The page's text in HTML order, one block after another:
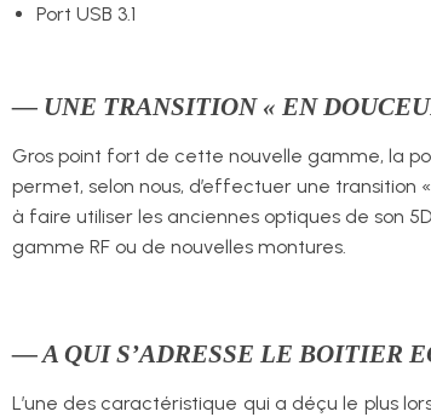
Port USB 3.1
— UNE TRANSITION « EN
Gros point fort de cette nouvelle gamme, la
permet, selon nous, d’effectuer une transition
à faire utiliser les anciennes optiques de son
gamme RF ou de nouvelles montures.
— A QUI S’ADRESSE LE BOITIER
L’une des caractéristique qui a déçu le plus